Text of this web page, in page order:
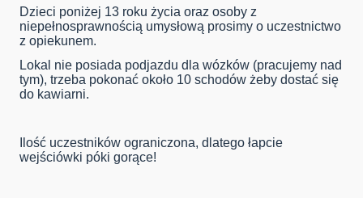
Dzieci poniżej 13 roku życia oraz osoby z
niepełnosprawnością umysłową prosimy o uczestnictwo
z opiekunem.
Lokal nie posiada podjazdu dla wózków (pracujemy nad
tym), trzeba pokonać około 10 schodów żeby dostać się
do kawiarni.
Ilość uczestników ograniczona, dlatego łapcie
wejściówki póki gorące!